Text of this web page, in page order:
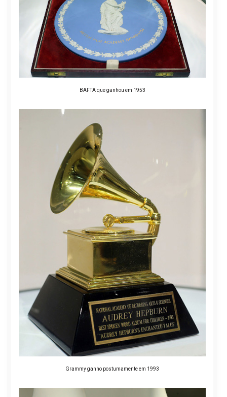
BAFTA que ganhou em 1953
Grammy ganho postumamente em 1993